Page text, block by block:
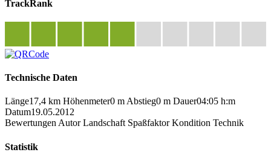
TrackRank
Technische Daten
Länge17,4 km Höhenmeter0 m Abstieg0 m Dauer04:05 h:m
Datum19.05.2012
Bewertungen Autor Landschaft Spaßfaktor Kondition Technik
Statistik